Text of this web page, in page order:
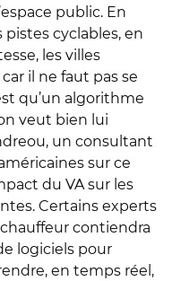
public. En
pistes cyclables, en
les villes
il ne faut pas se
qu’un algorithme
veut bien lui
un consultant
sur ce
du VA sur les
Certains experts
contiendra
logiciels pour
en temps réel,